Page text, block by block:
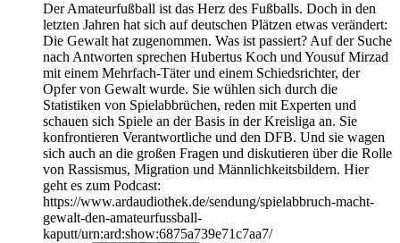
Der Amateurfußball ist das Herz des Fußballs. Doch in den
letzten Jahren hat sich auf deutschen Plätzen etwas verändert:
Die Gewalt hat zugenommen. Was ist passiert? Auf der Suche
nach Antworten sprechen Hubertus Koch und Yousuf Mirzad
mit einem Mehrfach-Täter und einem Schiedsrichter, der
Opfer von Gewalt wurde. Sie wühlen sich durch die
Statistiken von Spielabbrüchen, reden mit Experten und
schauen sich Spiele an der Basis in der Kreisliga an. Sie
konfrontieren Verantwortliche und den DFB. Und sie wagen
sich auch an die großen Fragen und diskutieren über die Rolle
von Rassismus, Migration und Männlichkeitsbildern. Hier
geht es zum Podcast:
https://www.ardaudiothek.de/sendung/spielabbruch-macht-
gewalt-den-amateurfussball-
kaputt/urn:ard:show:6875a739e71c7aa7/